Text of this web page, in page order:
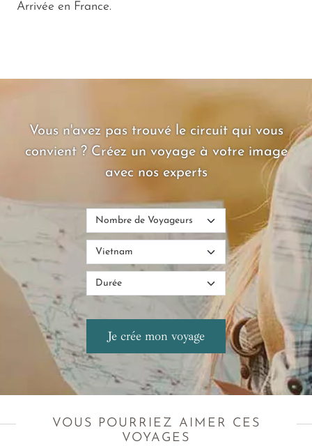
Arrivée en France.
Vous n'avez pas trouvé le circuit qui vous
convient ? Créez un voyage à votre image
avec nos experts
VOUS POURRIEZ AIMER CES
VOYAGES